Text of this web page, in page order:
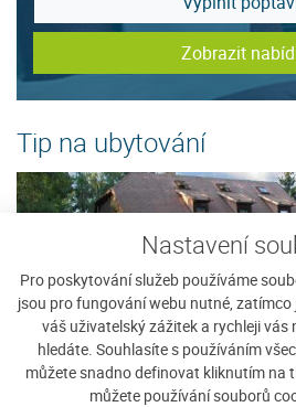
Nastavení
Pro poskytování služeb používáme
jsou pro fungování webu nutné,
váš uživatelský zážitek a rychleji vás
hledáte. Souhlasíte s používáním
můžete snadno definovat kliknutím na
můžete používání souborů
Zobrazit
Tip na ubytování